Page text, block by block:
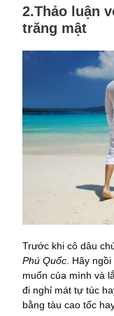
2.Thảo luận
trăng mật
Trước khi cô dâu
Phú Quốc . Hãy
muốn của mình và
đi nghỉ mát tự túc
bằng tàu cao tốc